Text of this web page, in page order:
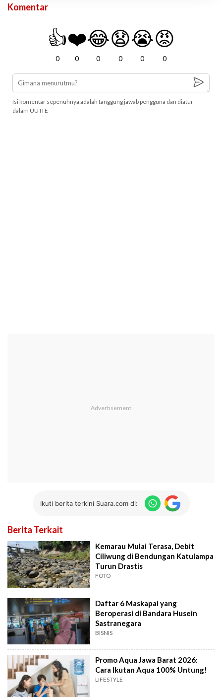
Komentar
👍
0
❤️
0
😂
0
😧
0
😭
0
😡
0
Isi komentar sepenuhnya adalah tanggung jawab pengguna dan diatur
dalam UU ITE
Ikuti berita terkini Suara.com di:
Berita Terkait
Kemarau Mulai Terasa, Debit
Ciliwung di Bendungan Katulampa
Turun Drastis
FOTO
Daftar 6 Maskapai yang
Beroperasi di Bandara Husein
Sastranegara
BISNIS
Promo Aqua Jawa Barat 2026:
Cara Ikutan Aqua 100% Untung!
LIFESTYLE